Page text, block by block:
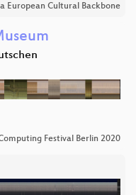
European Cultural Backbone
Festival Berlin 2020